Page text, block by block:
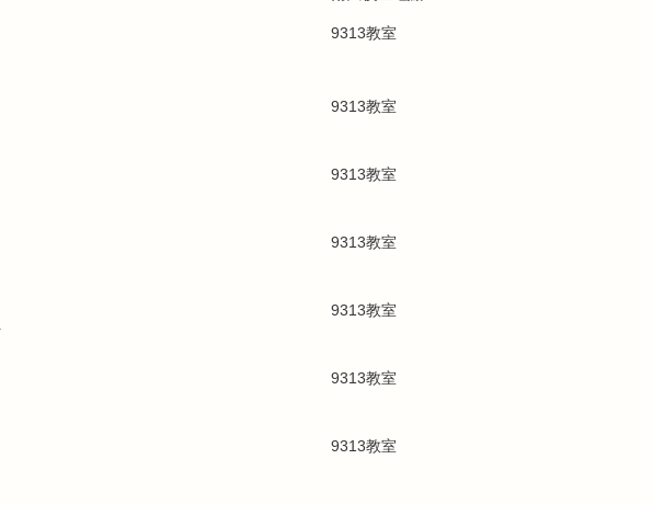
9313教室
9313教室
9313教室
9313教室
9313教室
9313教室
9313教室